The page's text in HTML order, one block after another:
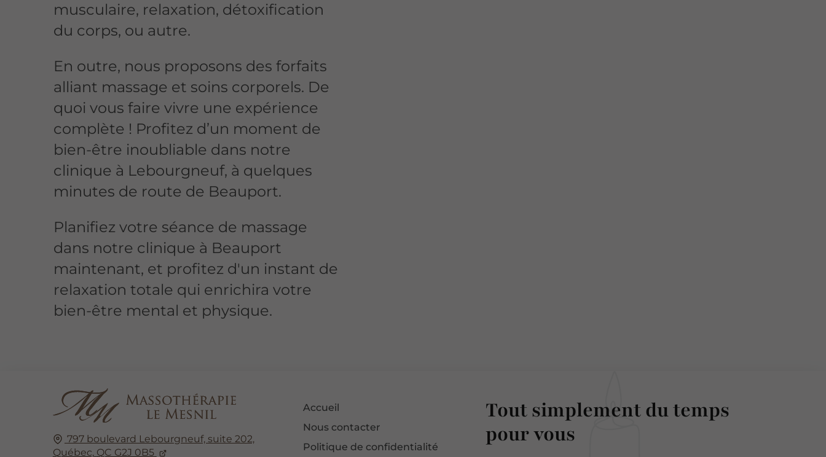
musculaire, relaxation, détoxification
du corps, ou autre.
En outre, nous proposons des forfaits
alliant massage et soins corporels. De
quoi vous faire vivre une expérience
complète ! Profitez d’un moment de
bien-être inoubliable dans notre
clinique à Lebourgneuf, à quelques
minutes de route de Beauport.
Planifiez votre séance de massage
dans notre clinique à Beauport
maintenant, et profitez d'un instant de
relaxation totale qui enrichira votre
bien-être mental et physique.
797 boulevard Lebourgneuf, suite 202,
Québec, QC G2J 0B5
Accueil
Nous contacter
Politique de confidentialité
Tout simplement du temps
pour vous